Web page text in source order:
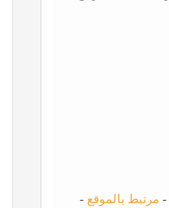
- مرتبط بالموقع -